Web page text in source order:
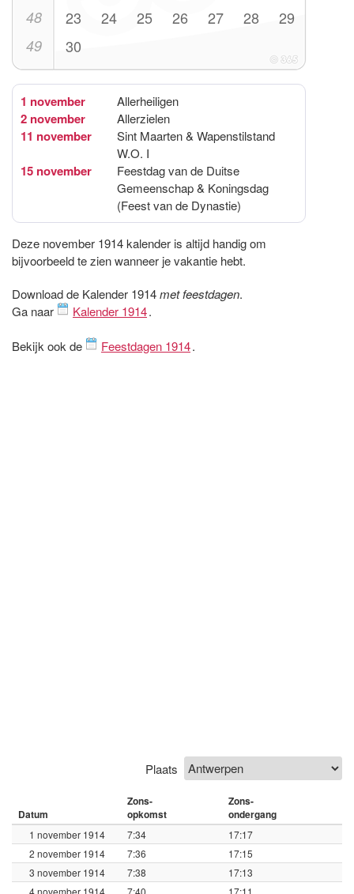
48 23 24 25 26 27 28 29
49 30
1 november Allerheiligen
2 november Allerzielen
11 november
Sint Maarten & Wapenstilstand
W.O. I
15 november
Feestdag van de Duitse
Gemeenschap & Koningsdag
(Feest van de Dynastie)
Deze november 1914 kalender is altijd handig om
bijvoorbeeld te zien wanneer je vakantie hebt.
Download de Kalender 1914met feestdagen.
Ga naar
Kalender 1914.
Bekijk ook de Feestdagen 1914.
Plaats
Datum
Zons-
opkomst
Zons-
ondergang
1 november 1914 7:34
17:17
2 november 1914
7:36
17:15
3 november 1914
7:38
17:13
4 november 1914
7:40 17:11